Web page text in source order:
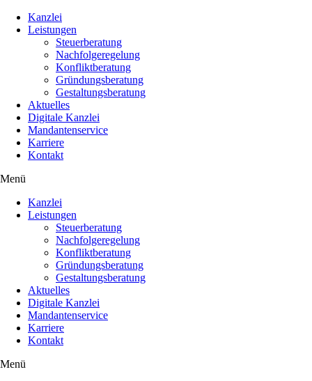
Kanzlei
Leistungen
Steuerberatung
Nachfolgeregelung
Konfliktberatung
Gründungsberatung
Gestaltungsberatung
Aktuelles
Digitale Kanzlei
Mandantenservice
Karriere
Kontakt
Menü
Kanzlei
Leistungen
Steuerberatung
Nachfolgeregelung
Konfliktberatung
Gründungsberatung
Gestaltungsberatung
Aktuelles
Digitale Kanzlei
Mandantenservice
Karriere
Kontakt
Menü